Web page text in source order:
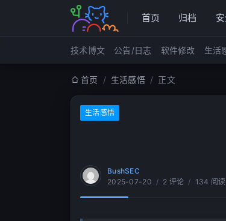
首页 归档
技术博文 公告/日志 软件修改 生活
首页 / 生活感悟 / 正文
生活感悟
BushSEC
2025-07-20 / 2 评论 / 134 阅读